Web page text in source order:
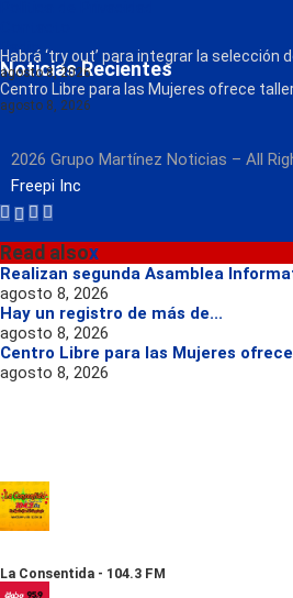
Radio
Noticias Recientes
Habrá ‘try out’ para integrar la selección
agosto 8, 2026
Centro Libre para las Mujeres ofrece
agosto 8, 2026
2026 Grupo Martínez Noticias – All
Freepi Inc
Read alsox
Realizan segunda Asamblea
agosto 8, 2026
Hay un registro de más de...
agosto 8, 2026
Centro Libre para las Mujeres
agosto 8, 2026
La Consentida - 104.3 FM